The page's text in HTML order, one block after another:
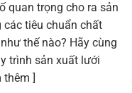
quan trọng cho ra sản
các tiêu chuẩn chất
thế nào? Hãy cùng
trình sản xuất lưới
thêm ]